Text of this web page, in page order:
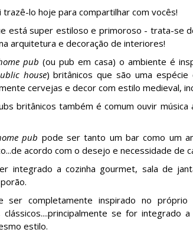
trazê-lo hoje para compartilhar com vocês!
está super estiloso e primoroso - trata-se
arquitetura e decoração de interiores!
pub (ou pub em casa) o ambiente é
house) britânicos que são uma
cervejas e decor com estilo medieval,
britânicos também é comum ouvir
pub pode ser tanto um bar como um
acordo com o desejo e necessidade de
integrado a cozinha gourmet, sala de
ser completamente inspirado no
clássicos....principalmente se for integrado
estilo.